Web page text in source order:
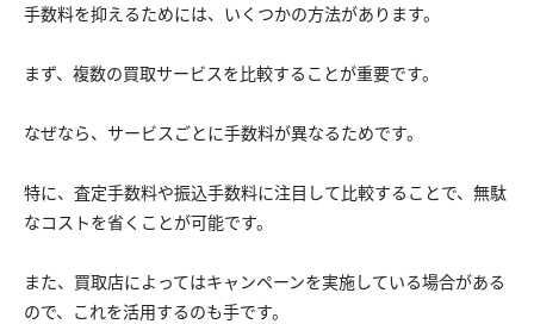
手数料を抑えるためには、いくつかの方法があります。
まず、複数の買取サービスを比較することが重要です。
なぜなら、サービスごとに手数料が異なるためです。
特に、査定手数料や振込手数料に注目して比較することで、無駄
なコストを省くことが可能です。
また、買取店によってはキャンペーンを実施している場合がある
ので、これを活用するのも手です。